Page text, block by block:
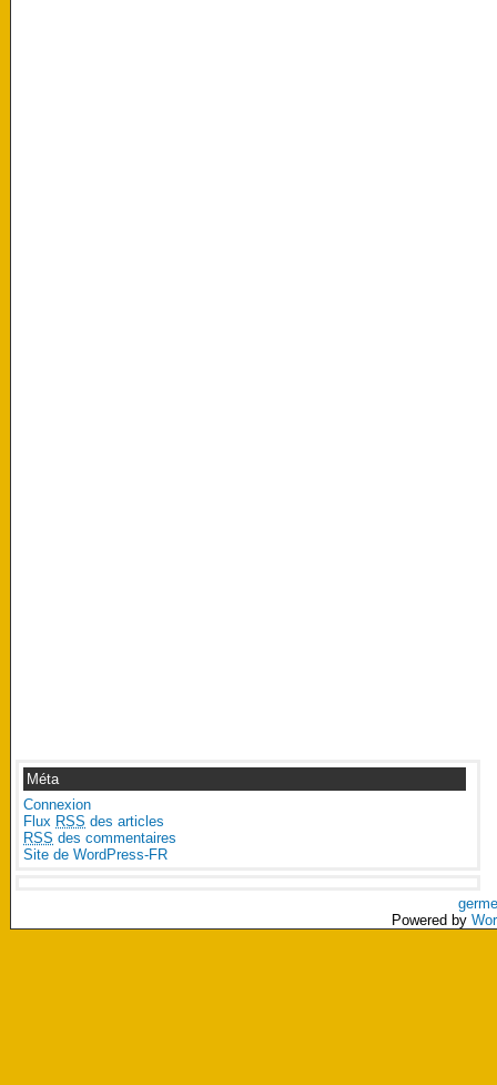
Méta
Connexion
Flux RSS des articles
RSS des commentaires
Site de WordPress-FR
Powered by